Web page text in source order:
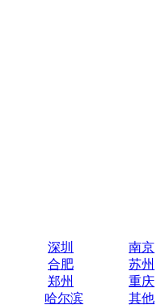
深圳
南京
合肥
苏州
郑州
重庆
哈尔滨
其他